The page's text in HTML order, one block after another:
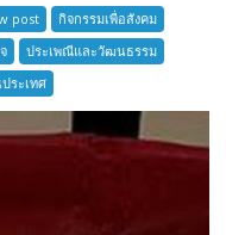
าการ
post
กิจกรรมเพื่อสังคม
ประเพณีและวัฒนธรรม
ระเทศ